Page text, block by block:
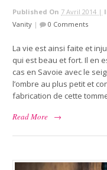
Published On 7 Avril 2014 |
Vanity | 0 Comments
La vie est ainsi faite et
qui est beau et fort. Il en
cas en Savoie avec le
l’ombre au plus petit et
fabrication de cette
Read More
→